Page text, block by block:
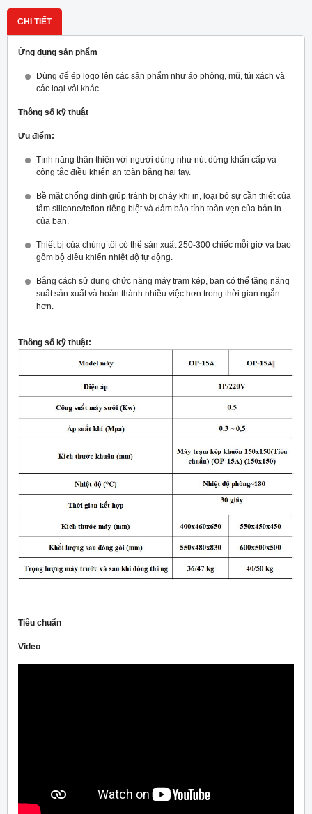
CHI TIẾT
Ứng dụng sản phẩm
Dùng để ép logo lên các sản phẩm như áo phông, mũ, túi xách và
các loại vải khác.
Thông số kỹ thuật
Ưu điểm:
Tính năng thân thiện với người dùng như nút dừng khẩn cấp và
công tắc điều khiển an toàn bằng hai tay.
Bề mặt chống dính giúp tránh bị cháy khi in, loại bỏ sự cần thiết của
tấm silicone/teflon riêng biệt và đảm bảo tính toàn vẹn của bản in
của bạn.
Thiết bị của chúng tôi có thể sản xuất 250-300 chiếc mỗi giờ và bao
gồm bộ điều khiển nhiệt độ tự động.
Bằng cách sử dụng chức năng máy trạm kép, bạn có thể tăng năng
suất sản xuất và hoàn thành nhiều việc hơn trong thời gian ngắn
hơn.
Thông số kỹ thuật:
Tiêu chuẩn
Video